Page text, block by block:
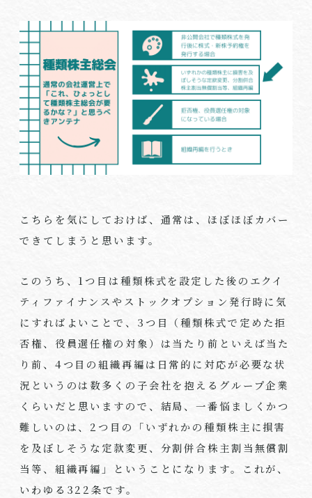
こちらを気にしておけば、通常は、ほぼほぼカバー
できてしまうと思います。
このうち、 1つ目は種類株式を設定した後のエクイ
ティファイナンスやストックオプション発行時に気
にすればよいことで、 3 つ目（種類株式で定めた拒
否権、役員選任権の対象）は当たり前といえば当た
り前、 4つ目の組織再編は日常的に対応が必要な状
況というのは数多くの子会社を抱えるグループ企業
くらいだと思いますので、結局、一番悩ましくかつ
難しいのは、 2 つ目の「いずれかの種類株主に損害
を及ぼしそうな定款変更、分割併合株主割当無償割
当等、組織再編」ということになります。これが、
いわゆる 322条です。